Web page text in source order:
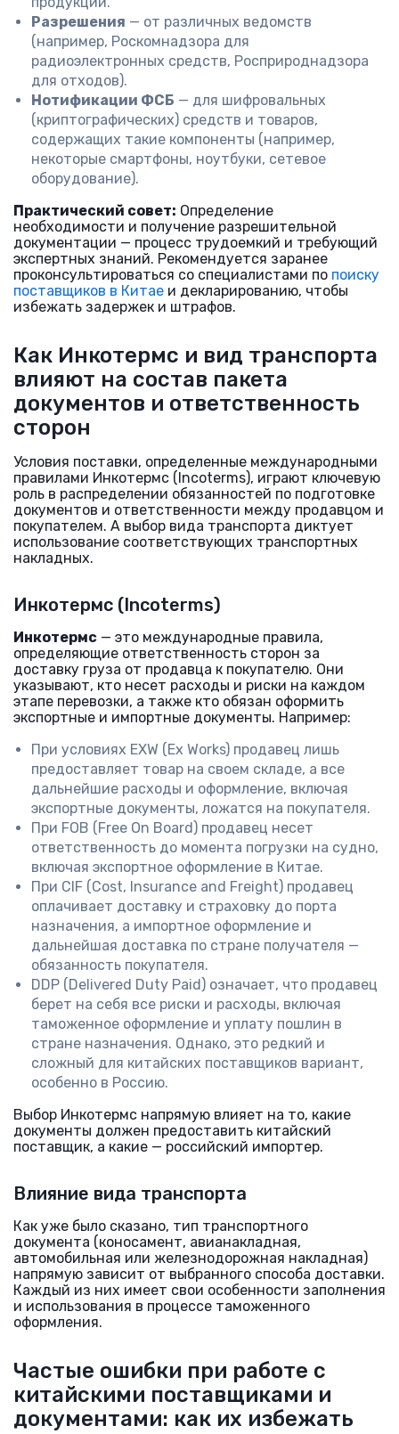
Разрешения — от различных ведомств
(например, Роскомнадзора для
радиоэлектронных средств, Росприроднадзора
для отходов).
Нотификации ФСБ — для шифровальных
(криптографических) средств и товаров,
содержащих такие компоненты (например,
некоторые смартфоны, ноутбуки, сетевое
оборудование).
Практический совет: Определение
необходимости и получение разрешительной
документации — процесс трудоемкий и требующий
экспертных знаний. Рекомендуется заранее
проконсультироваться со специалистами по поиску
поставщиков в Китае и декларированию, чтобы
избежать задержек и штрафов.
Как Инкотермс и вид транспорта
влияют на состав пакета
документов и ответственность
сторон
Условия поставки, определенные международными
правилами Инкотермс (Incoterms), играют ключевую
роль в распределении обязанностей по подготовке
документов и ответственности между продавцом и
покупателем. А выбор вида транспорта диктует
использование соответствующих транспортных
накладных.
Инкотермс (Incoterms)
Инкотермс — это международные правила,
определяющие ответственность сторон за
доставку груза от продавца к покупателю. Они
указывают, кто несет расходы и риски на каждом
этапе перевозки, а также кто обязан оформить
экспортные и импортные документы. Например:
При условиях EXW (Ex Works) продавец лишь
предоставляет товар на своем складе, а все
дальнейшие расходы и оформление, включая
экспортные документы, ложатся на покупателя.
При FOB (Free On Board) продавец несет
ответственность до момента погрузки на судно,
включая экспортное оформление в Китае.
При CIF (Cost, Insurance and Freight) продавец
оплачивает доставку и страховку до порта
назначения, а импортное оформление и
дальнейшая доставка по стране получателя —
обязанность покупателя.
DDP (Delivered Duty Paid) означает, что продавец
берет на себя все риски и расходы, включая
таможенное оформление и уплату пошлин в
стране назначения. Однако, это редкий и
сложный для китайских поставщиков вариант,
особенно в Россию.
Выбор Инкотермс напрямую влияет на то, какие
документы должен предоставить китайский
поставщик, а какие — российский импортер.
Влияние вида транспорта
Как уже было сказано, тип транспортного
документа (коносамент, авианакладная,
автомобильная или железнодорожная накладная)
напрямую зависит от выбранного способа доставки.
Каждый из них имеет свои особенности заполнения
и использования в процессе таможенного
оформления.
Частые ошибки при работе с
китайскими поставщиками и
документами: как их избежать